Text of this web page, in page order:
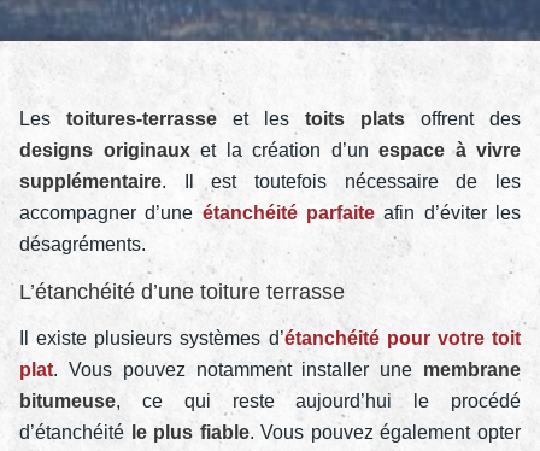
Les toitures-terrasse et les toits plats offrent des
designs originauxet la création d’un espace à vivre
supplémentaire. Il est toutefois nécessaire de les
accompagner d’une étanchéité parfaite afin d’éviter les
désagréments.
L’étanchéité d’une toiture terrasse
Il existe plusieurs systèmes d’étanchéité pour votre toit
plat. Vous pouvez notamment installer une membrane
bitumeuse, ce qui reste aujourd’hui le procédé
d’étanchéité le plus fiable. Vous pouvez également opter